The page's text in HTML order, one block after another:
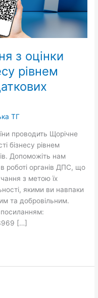
з оцінки
рівнем
ТГ
проводить Щорічне
бізнесу рівнем
Допоможіть нам
в роботі органів ДПС, що
з метою їх
якими ви навпаки
та добровільним.
[…]